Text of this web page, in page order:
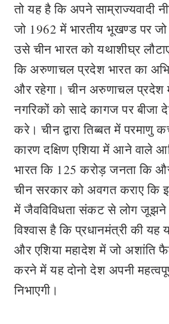
तो यह है कि अपने साम्राज्यवादी
जो 1962 में भारतीय भूखण्ड पर जो
उसे चीन भारत को यथाशीघ्र
कि अरुणाचल प्रदेश भारत का
और रहेगा। चीन अरुणाचल प्रदेश
नगरिकों को सादे कागज पर बीजा
करे। चीन द्वारा तिब्बत में परमाणु
कारण दक्षिण एशिया में आने वाले
भारत कि 125 करोड़ जनता कि
चीन सरकार को अवगत कराए कि
में जैवविविधता संकट से लोग
विश्वास है कि प्रधानमंत्री की यह
और एशिया महादेश में जो अशांति
करने में यह दोनो देश अपनी
निभाएगी।